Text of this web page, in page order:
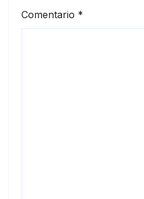
Comentario *